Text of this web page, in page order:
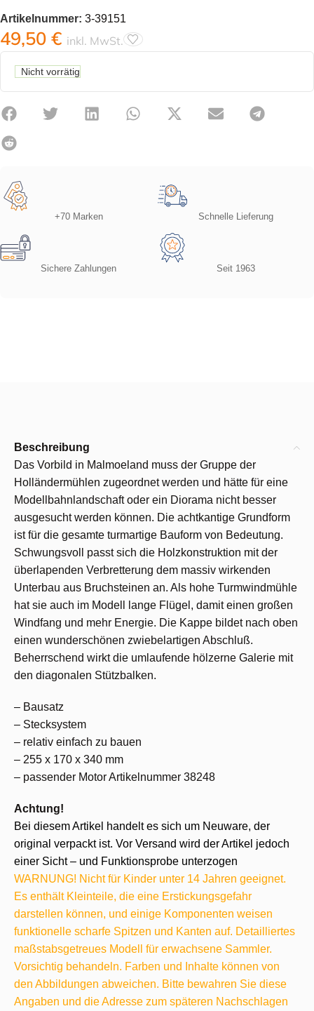
Artikelnummer: 3-39151
49,50 € inkl. MwSt.
Nicht vorrätig
+70 Marken Schnelle Lieferung
Sichere Zahlungen Seit 1963
Beschreibung
Das Vorbild in Malmoeland muss der Gruppe der
Holländermühlen zugeordnet werden und hätte für eine
Modellbahnlandschaft oder ein Diorama nicht besser
ausgesucht werden können. Die achtkantige Grundform
ist für die gesamte turmartige Bauform von Bedeutung.
Schwungsvoll passt sich die Holzkonstruktion mit der
überlapenden Verbretterung dem massiv wirkenden
Unterbau aus Bruchsteinen an. Als hohe Turmwindmühle
hat sie auch im Modell lange Flügel, damit einen großen
Windfang und mehr Energie. Die Kappe bildet nach oben
einen wunderschönen zwiebelartigen Abschluß.
Beherrschend wirkt die umlaufende hölzerne Galerie mit
den diagonalen Stützbalken.
– Bausatz
– Stecksystem
– relativ einfach zu bauen
– 255 x 170 x 340 mm
– passender Motor Artikelnummer 38248
Achtung!
Bei diesem Artikel handelt es sich um Neuware, der
original verpackt ist. Vor Versand wird der Artikel jedoch
einer Sicht – und Funktionsprobe unterzogen
WARNUNG! Nicht für Kinder unter 14 Jahren geeignet.
Es enthält Kleinteile, die eine Erstickungsgefahr
darstellen können, und einige Komponenten weisen
funktionelle scharfe Spitzen und Kanten auf. Detailliertes
maßstabsgetreues Modell für erwachsene Sammler.
Vorsichtig behandeln. Farben und Inhalte können von
den Abbildungen abweichen. Bitte bewahren Sie diese
Angaben und die Adresse zum späteren Nachschlagen